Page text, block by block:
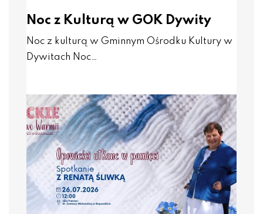
Noc z Kulturą w GOK Dywity
Noc z kulturą w Gminnym Ośrodku Kultury w
Dywitach Noc…